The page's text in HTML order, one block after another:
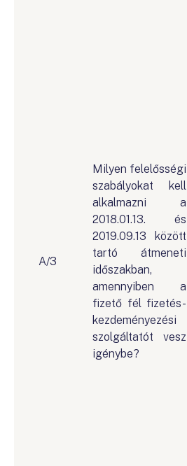
A/3
Milyen felelősségi
szabályokat kell
alkalmazni a
2018.01.13. és
2019.09.13 között
tartó átmeneti
időszakban,
amennyiben a
fizető fél fizetés-
kezdeményezési
szolgáltatót vesz
igénybe?